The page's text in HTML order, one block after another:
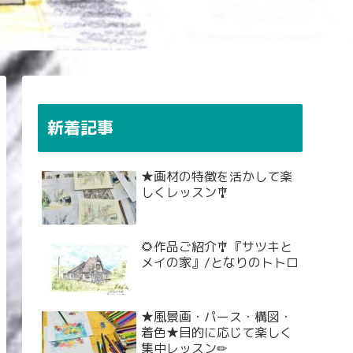
新着記事
★画材の特徴を活かして楽
しくレッスン🎐
🌻作品ご紹介🎐『サツキと
メイの家』/となりのトトロ
★風景画・パース・構図・
着色★目的に応じて楽しく
集中レッスン✏